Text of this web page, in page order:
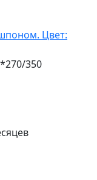
350